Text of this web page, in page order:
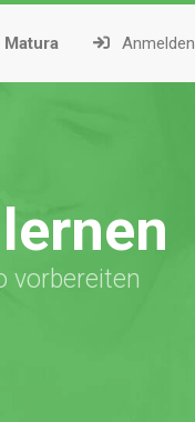
Matura Anmelden
vorbereiten